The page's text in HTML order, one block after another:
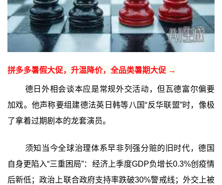
拼多多暑假大促，升温降价，全品类暑期大促 →
德日外相会谈本应是常规外交活动，但瓦德富尔偏要
加戏。他声称要组建德法英日韩等八国“反华联盟”时，像极
了拿着过期剧本的龙套演员。
须知当今全球治理体系早非列强分赃的旧时代，德国
自身更陷入“三重困局”：经济上季度GDP负增长0.3%创疫情
后新低；政治上联合政府支持率跌破30%警戒线；外交上被